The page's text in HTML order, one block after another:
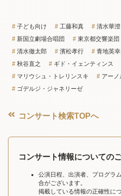
子ども向け 工藤和真 清水華澄
新国立劇場合唱団
東京都交響楽団
清水徹太郎
濱松孝行 青地英幸
秋谷直之
ギド・イェンティンス
マリウシュ・トレリンスキ
アー
ゴデルジ・ジャネリーゼ
コンサート検索TOPへ
コンサート情報についての
公演日程、出演者、プログラ
合がございます。
掲載している情報の正確性に